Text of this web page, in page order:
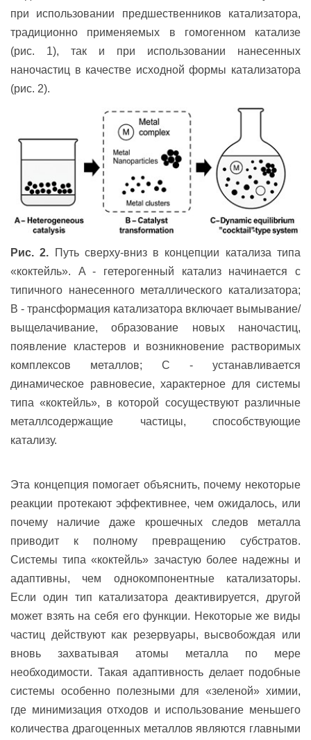
при использовании предшественников катализатора,
традиционно применяемых в гомогенном катализе
(рис. 1), так и при использовании нанесенных
наночастиц в качестве исходной формы катализатора
(рис. 2).
Рис. 2. Путь сверху-вниз в концепции катализа типа
«коктейль». A - гетерогенный катализ начинается с
типичного нанесенного металлического катализатора;
B - трансформация катализатора включает вымывание/
выщелачивание, образование новых наночастиц,
появление кластеров и возникновение растворимых
комплексов металлов; C - устанавливается
динамическое равновесие, характерное для системы
типа «коктейль», в которой сосуществуют различные
металлсодержащие частицы, способствующие
катализу.
Эта концепция помогает объяснить, почему некоторые
реакции протекают эффективнее, чем ожидалось, или
почему наличие даже крошечных следов металла
приводит к полному превращению субстратов.
Системы типа «коктейль» зачастую более надежны и
адаптивны, чем однокомпонентные катализаторы.
Если один тип катализатора деактивируется, другой
может взять на себя его функции. Некоторые же виды
частиц действуют как резервуары, высвобождая или
вновь захватывая атомы металла по мере
необходимости. Такая адаптивность делает подобные
системы особенно полезными для «зеленой» химии,
где минимизация отходов и использование меньшего
количества драгоценных металлов являются главными